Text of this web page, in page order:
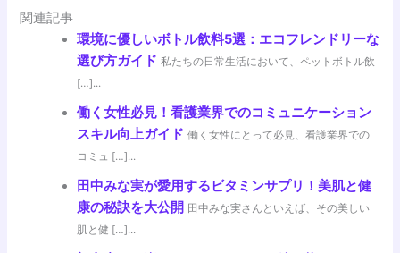
関連記事
環境に優しいボトル飲料5選：エコフレンドリーな
選び方ガイド 私たちの日常生活において、ペットボトル飲
[…]...
働く女性必見！看護業界でのコミュニケーション
スキル向上ガイド 働く女性にとって必見、看護業界での
コミュ […]...
田中みな実が愛用するビタミンサプリ！美肌と健
康の秘訣を大公開 田中みな実さんといえば、その美しい
肌と健 […]...